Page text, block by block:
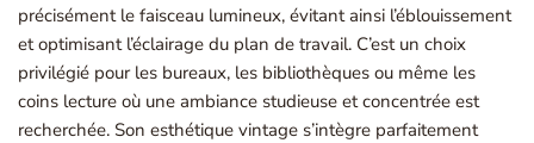
précisément le faisceau lumineux, évitant ainsi l’éblouissement
et optimisant l’éclairage du plan de travail. C’est un choix
privilégié pour les bureaux, les bibliothèques ou même les
coins lecture où une ambiance studieuse et concentrée est
recherchée. Son esthétique vintage s’intègre parfaitement